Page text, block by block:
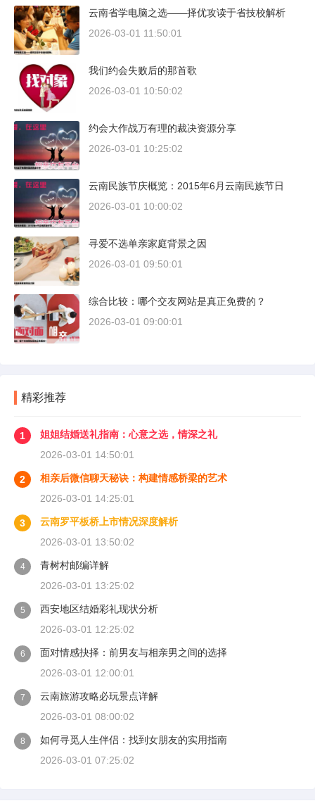
云南省学电脑之选——择优攻读于省技校解析
2026-03-01 11:50:01
我们约会失败后的那首歌
2026-03-01 10:50:02
约会大作战万有理的裁决资源分享
2026-03-01 10:25:02
云南民族节庆概览：2015年6月云南民族节日
2026-03-01 10:00:02
寻爱不选单亲家庭背景之因
2026-03-01 09:50:01
综合比较：哪个交友网站是真正免费的？
2026-03-01 09:00:01
精彩推荐
1
姐姐结婚送礼指南：心意之选，情深之礼
2026-03-01 14:50:01
2
相亲后微信聊天秘诀：构建情感桥梁的艺术
2026-03-01 14:25:01
3
云南罗平板桥上市情况深度解析
2026-03-01 13:50:02
4
青树村邮编详解
2026-03-01 13:25:02
5
西安地区结婚彩礼现状分析
2026-03-01 12:25:02
6
面对情感抉择：前男友与相亲男之间的选择
2026-03-01 12:00:01
7
云南旅游攻略必玩景点详解
2026-03-01 08:00:02
8
如何寻觅人生伴侣：找到女朋友的实用指南
2026-03-01 07:25:02